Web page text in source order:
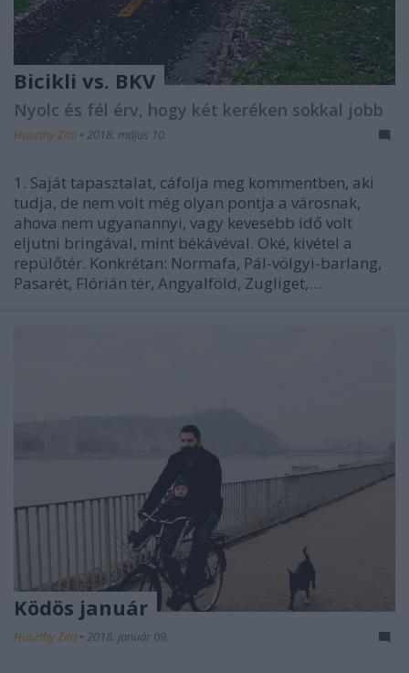
Bicikli vs. BKV
Nyolc és fél érv, hogy két keréken sokkal jobb
Huszthy Zita • 2018. május 10.
1. Saját tapasztalat, cáfolja meg kommentben, aki
tudja, de nem volt még olyan pontja a városnak,
ahova nem ugyanannyi, vagy kevesebb idő volt
eljutni bringával, mint békávéval. Oké, kivétel a
repülőtér. Konkrétan: Normafa, Pál-völgyi-barlang,
Pasarét, Flórián tér, Angyalföld, Zugliget,…
Ködös január
Huszthy Zita • 2018. január 09.